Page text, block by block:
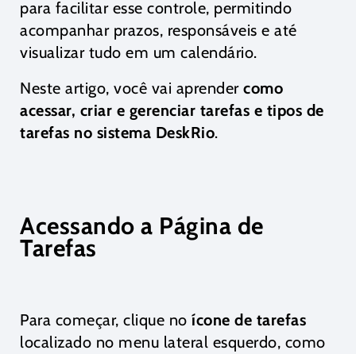
para facilitar esse controle, permitindo
acompanhar prazos, responsáveis e até
visualizar tudo em um calendário.
Neste artigo, você vai aprender como
acessar, criar e gerenciar tarefas e tipos de
tarefas no sistema DeskRio.
Acessando a Página de
Tarefas
Para começar, clique no ícone de tarefas
localizado no menu lateral esquerdo, como